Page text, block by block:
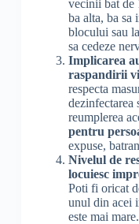
vecinii bat de
ba alta, ba sa
blocului sau
sa cedeze
Implicarea
raspandirii
respecta
dezinfectarea
reumplerea
pentru
expuse,
Nivelul de
locuiesc
Poti fi oricat
unul din acei
este mai mare.